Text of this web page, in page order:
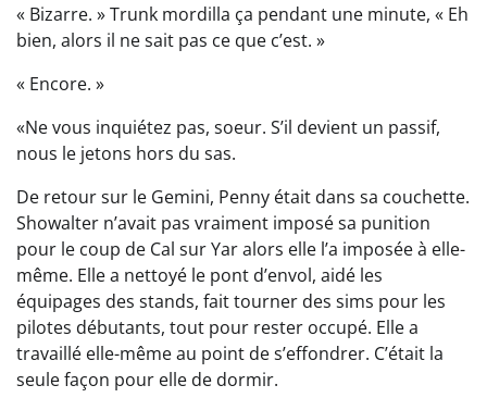
« Bizarre. » Trunk mordilla ça pendant une minute, « Eh
bien, alors il ne sait pas ce que c’est. »
« Encore. »
«Ne vous inquiétez pas, soeur. S’il devient un passif,
nous le jetons hors du sas.
De retour sur le Gemini, Penny était dans sa couchette.
Showalter n’avait pas vraiment imposé sa punition
pour le coup de Cal sur Yar alors elle l’a imposée à elle-
même. Elle a nettoyé le pont d’envol, aidé les
équipages des stands, fait tourner des sims pour les
pilotes débutants, tout pour rester occupé. Elle a
travaillé elle-même au point de s’effondrer. C’était la
seule façon pour elle de dormir.